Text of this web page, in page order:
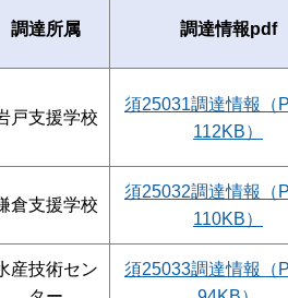
調達所属 調達情報pdf
戸支援学校
須25031調達情報（
112KB）
倉支援学校
須25032調達情報（
110KB）
産技術セン
須25033調達情報（